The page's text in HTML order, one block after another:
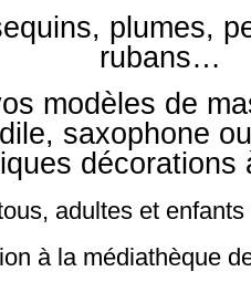
plumes,
rubans…
modèles de
saxophone
décorations
adultes et
à la médiathèque